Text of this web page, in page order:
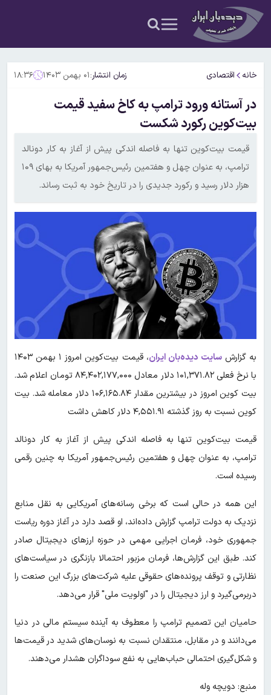
خانه اقتصادی زمان انتشار:۰۱ بهمن ۱۴۰۳ ۱۸:۳۶
در آستانه ورود ترامپ به کاخ سفید قیمت
بیت‌کوین رکورد شکست
قیمت بیت‌کوین تنها به فاصله اندکی پیش از آغاز به کار دونالد
ترامپ، به عنوان چهل و هفتمین رئیس‌جمهور آمریکا به بهای ۱۰۹
هزار دلار رسید و رکورد جدیدی را در تاریخ خود به ثبت رساند.
به گزارشسایت دیده‌بان ایران
، قیمت بیت‌کوین امروز ۱ بهمن ۱۴۰۳
با نرخ فعلی ۱۰۱,۳۷۱.۸۲ دلار معادل ۸۴,۴۰۲,۱۷۷,۰۰۰ تومان اعلام شد.
بیت کوین امروز در بیشترین مقدار ۱۰۶,۱۶۵.۸۴ دلار معامله شد. بیت
کوین نسبت به روز گذشته ۴,۵۵۱.۹۱ دلار کاهش داشت
قیمت بیت‌کوین تنها به فاصله اندکی پیش از آغاز به کار دونالد
ترامپ، به عنوان چهل و هفتمین رئیس‌جمهور آمریکا به چنین رقمی
رسیده است.
این همه در حالی است که برخی رسانه‌های آمریکایی به نقل منابع
نزدیک به دولت ترامپ گزارش داده‌اند، او قصد دارد در آغاز دوره ریاست
جمهوری خود، فرمان اجرایی مهمی در حوزه ارزهای دیجیتال صادر
کند. طبق این گزارش‌ها، فرمان مزبور احتمالا بازنگری در سیاست‌های
نظارتی و توقف پرونده‌های حقوقی علیه شرکت‌های بزرگ این صنعت را
دربرمی‌گیرد و ارز دیجیتال را در "اولویت ملی" قرار می‌دهد.
حامیان این تصمیم ترامپ را معطوف به آینده سیستم مالی در دنیا
می‌دانند و در مقابل، منتقدان نسبت به نوسان‌های شدید در قیمت‌ها
و شکل‌گیری احتمالی حباب‌هایی به نفع سوداگران هشدار می‌دهند.
منبع: دویچه وله